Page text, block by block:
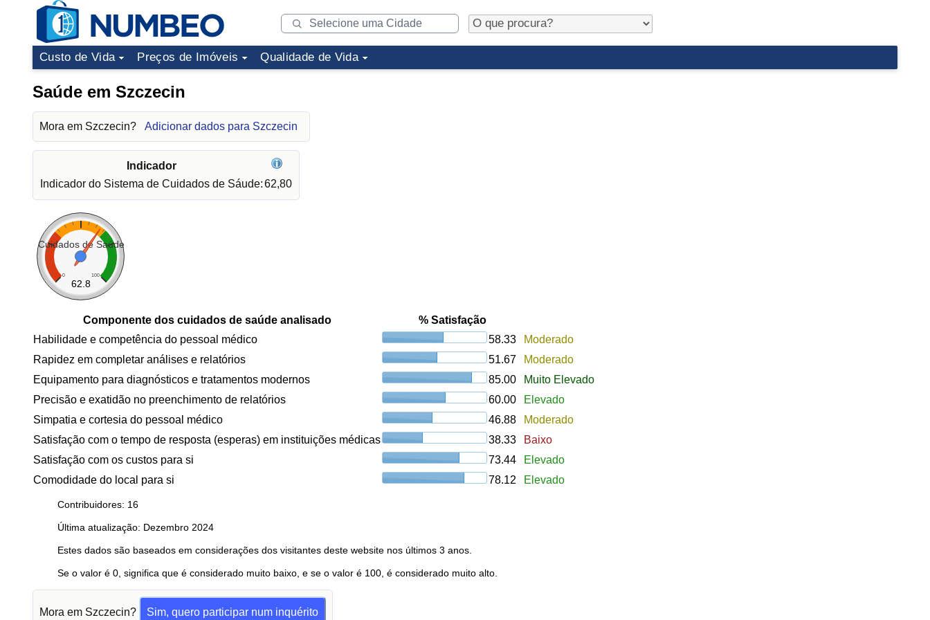
Custo de Vida Preços de Imóveis Qualidade de Vida
Saúde em Szczecin
Mora em Szczecin? Adicionar dados para Szczecin
Indicador
Indicador do Sistema de Cuidados de Sáude:62,80
Cuidados de Saúde
0 100
62.8
Componente dos cuidados de saúde analisado
% Satisfação
Habilidade e competência do pessoal médico
58.33
Moderado
Rapidez em completar análises e relatórios
51.67
Moderado
Equipamento para diagnósticos e tratamentos modernos
85.00
Muito Elevado
Precisão e exatidão no preenchimento de relatórios
60.00
Elevado
Simpatia e cortesia do pessoal médico
46.88
Moderado
Satisfação com o tempo de resposta (esperas) em instituições médicas
38.33
Baixo
Satisfação com os custos para si
73.44
Elevado
Comodidade do local para si
78.12 Elevado
Contribuidores: 16
Última atualização: Dezembro 2024
Estes dados são baseados em considerações dos visitantes deste website nos últimos 3 anos.
Se o valor é 0, significa que é considerado muito baixo, e se o valor é 100, é considerado muito alto.
Mora em Szczecin? Sim, quero participar num inquérito